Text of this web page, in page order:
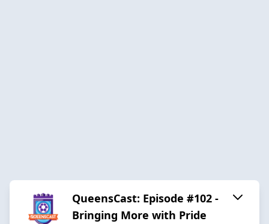
QueensCast: Episode #102 -
Bringing More with Pride